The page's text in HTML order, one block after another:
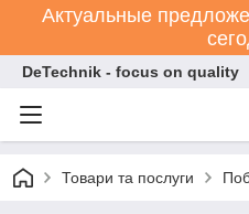
Актуальные
DeTechnik - focus on quality
Товари та послуги